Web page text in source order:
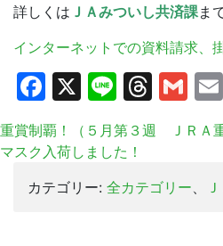
詳しくは ＪＡみついし共済課ま
インターネットでの資料請求、
Facebook
X Line
重賞制覇！（５月第３週 ＪＲＡ重
マスク入荷しました！
カテゴリー: 全カテゴリー